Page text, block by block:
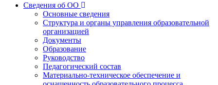
Сведения об ОО
Основные сведения
Структура и органы управления образовательной
организацией
Документы
Образование
Руководство
Педагогический состав
Материально-техническое обеспечение и